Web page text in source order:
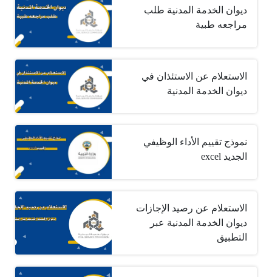
ديوان الخدمة المدنية طلب
مراجعه طبية
الاستعلام عن الاستئذان في
ديوان الخدمة المدنية
نموذج تقييم الأداء الوظيفي
الجديد excel
الاستعلام عن رصيد الإجازات
ديوان الخدمة المدنية عبر
التطبيق